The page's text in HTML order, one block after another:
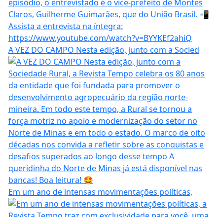
A VEZ DO CAMPO Nesta edição, junto com a Socied
Em um ano de intensas movimentações políticas,